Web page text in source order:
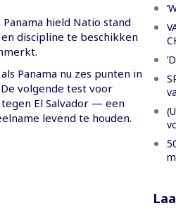
hield Natio stand
discipline te beschikken
Panama nu zes punten in
volgende test voor
El Salvador — een
levend te houden.